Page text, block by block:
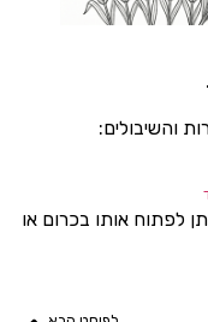
בכרום או